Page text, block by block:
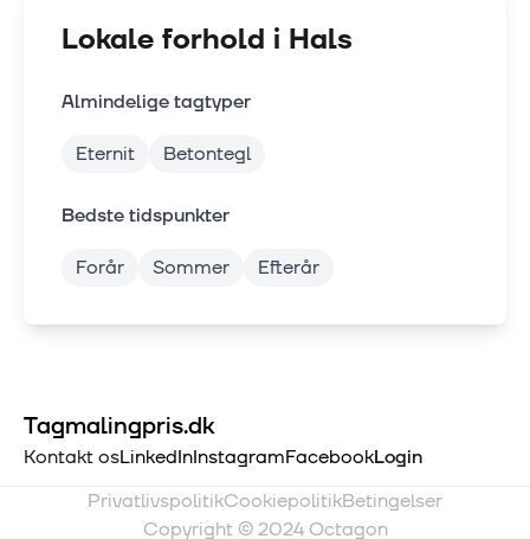
Lokale forhold i Hals
Almindelige tagtyper
Eternit
Betontegl
Bedste tidspunkter
Forår
Sommer Efterår
Tagmalingpris.dk
Kontakt osLinkedInInstagramFacebookLogin
PrivatlivspolitikCookiepolitikBetingelser
Copyright © 2024 Octagon